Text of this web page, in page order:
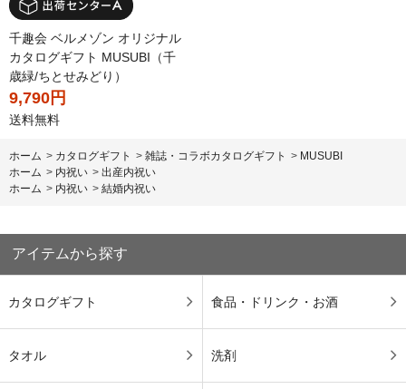
千趣会 ベルメゾン オリジナル
カタログギフト MUSUBI（千
歳緑/ちとせみどり）
9,790円
送料無料
ホーム > カタログギフト > 雑誌・コラボカタログギフト > MUSUBI
ホーム > 内祝い > 出産内祝い
ホーム > 内祝い > 結婚内祝い
アイテムから探す
カタログギフト 食品・ドリンク・お酒
タオル 洗剤